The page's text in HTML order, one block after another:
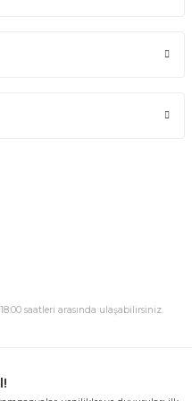
saatleri arasında ulaşabilirsiniz.